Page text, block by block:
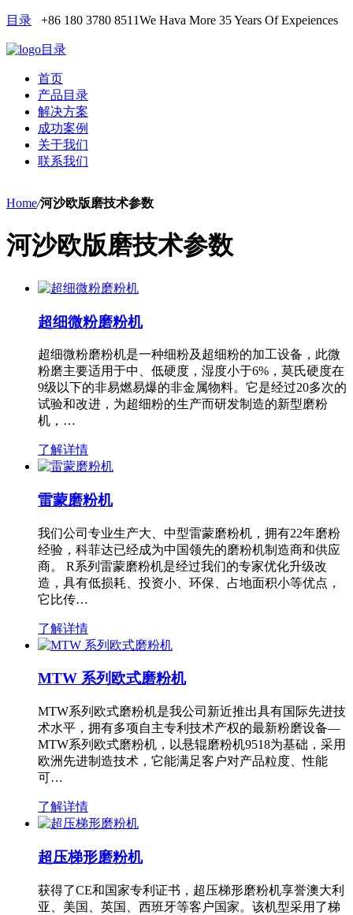
目录 +86 180 3780 8511We Hava More 35 Years Of Expeiences
目录
首页
产品目录
解决方案
成功案例
关于我们
联系我们
Home/河沙欧版磨技术参数
河沙欧版磨技术参数
超细微粉磨粉机
超细微粉磨粉机是一种细粉及超细粉的加工设备，此微
粉磨主要适用于中、低硬度，湿度小于6%，莫氏硬度在
9级以下的非易燃易爆的非金属物料。它是经过20多次的
试验和改进，为超细粉的生产而研发制造的新型磨粉
机，…
了解详情
雷蒙磨粉机
我们公司专业生产大、中型雷蒙磨粉机，拥有22年磨粉
经验，科菲达已经成为中国领先的磨粉机制造商和供应
商。 R系列雷蒙磨粉机是经过我们的专家优化升级改
造，具有低损耗、投资小、环保、占地面积小等优点，
它比传…
了解详情
MTW 系列欧式磨粉机
MTW系列欧式磨粉机是我公司新近推出具有国际先进技
术水平，拥有多项自主专利技术产权的最新粉磨设备—
MTW系列欧式磨粉机，以悬辊磨粉机9518为基础，采用
欧洲先进制造技术，它能满足客户对产品粒度、性能
可…
了解详情
超压梯形磨粉机
获得了CE和国家专利证书，超压梯形磨粉机享誉澳大利
亚、美国、英国、西班牙等客户国家。该机型采用了梯